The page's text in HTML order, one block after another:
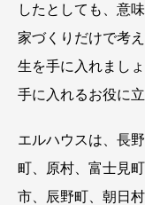
したとしても、意
家づくりだけで考
生を手に入れまし
手に入れるお役に
エルハウスは、長
町、原村、富士見
市、辰野町、朝日